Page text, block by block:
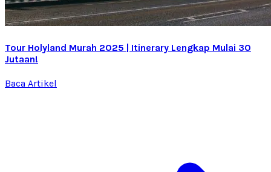
Tour Holyland Murah 2025 | Itinerary Lengkap Mulai 30
Jutaan!
Baca Artikel